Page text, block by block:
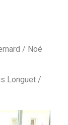
/ Noé
Longuet /